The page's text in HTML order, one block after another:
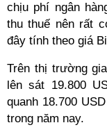
chịu phí ngân
thu thuế nên rất
đây tính theo giá
Trên thị trường
lên sát 19.800
quanh 18.700
trong năm nay.